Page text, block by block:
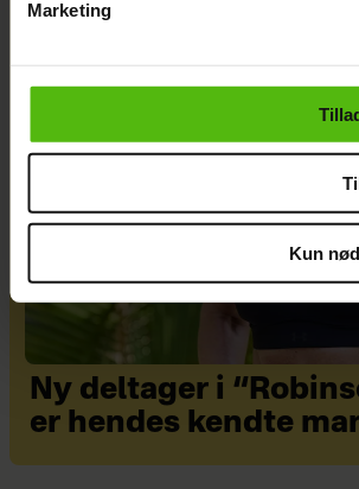
cookiepolitik
Marketing
Kun
Ny deltager i
er hendes kendte